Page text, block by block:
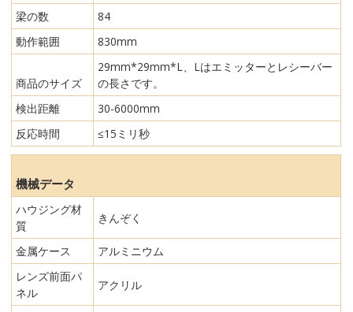
梁の数
84
動作範囲
830mm
商品のサイズ
29mm*29mm*L、Lはエミッターとレシーバー
の長さです。
検出距離
30-6000mm
反応時間
≤15ミリ秒
機械データ
ハウジング材
質
きんぞく
金属ケース
アルミニウム
レンズ前面パ
ネル
アクリル